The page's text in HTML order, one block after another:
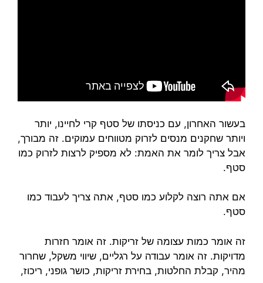
בעשור האחרון, עם כניסתו של סטף קרי לחיינו, יותר
ויותר שחקנים מנסים לזרוק מטווחים עמוקים. זה מבורך,
אבל צריך לומר את האמת: לא מספיק לרצות לזרוק כמו
סטף.
אם אתה רוצה לקלוע כמו סטף, אתה צריך לעבוד כמו
סטף.
זה אומר כמות עצומה של זריקות. זה אומר חזרות
מדויקות. זה אומר עבודה על רגליים, שיווי משקל, שחרור
מהיר, קבלת החלטות, בחירת זריקות, כושר גופני, ריכוז,